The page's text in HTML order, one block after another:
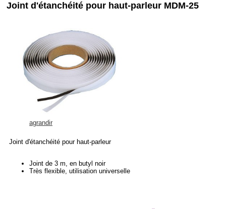
Joint d'étanchéité pour haut-parleur MDM-25
agrandir
Joint d'étanchéité pour haut-parleur
Joint de 3 m, en butyl noir
Très flexible, utilisation universelle